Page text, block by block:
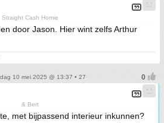
Straight Cash Homie
door Jason. Hier wint zelfs Arthur
10 mei 2025 @ 13:37 • 27
& Bert
met bijpassend interieur inkunnen?